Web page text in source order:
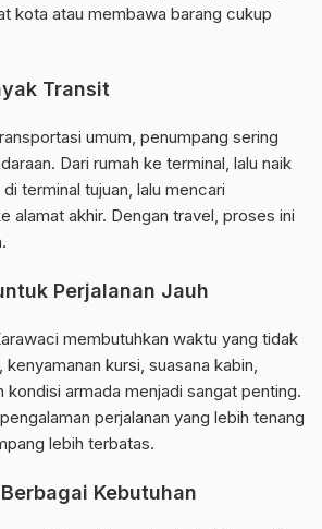
kota atau membawa barang cukup
Transit
umum, penumpang sering
Dari rumah ke terminal, lalu naik
terminal tujuan, lalu mencari
alamat akhir. Dengan travel, proses ini
Perjalanan Jauh
membutuhkan waktu yang tidak
kursi, suasana kabin,
kondisi armada menjadi sangat penting.
perjalanan yang lebih tenang
lebih terbatas.
Kebutuhan